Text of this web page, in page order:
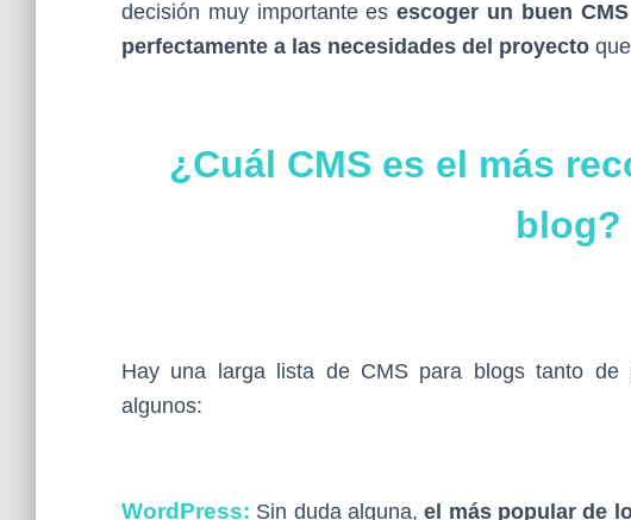
decisión muy importante es escoger un buen
perfectamente a las necesidades del proyecto
¿Cuál CMS es el más
blog?
Hay una larga lista de CMS para blogs tanto de
algunos:
WordPress: Sin duda alguna,el más popular de